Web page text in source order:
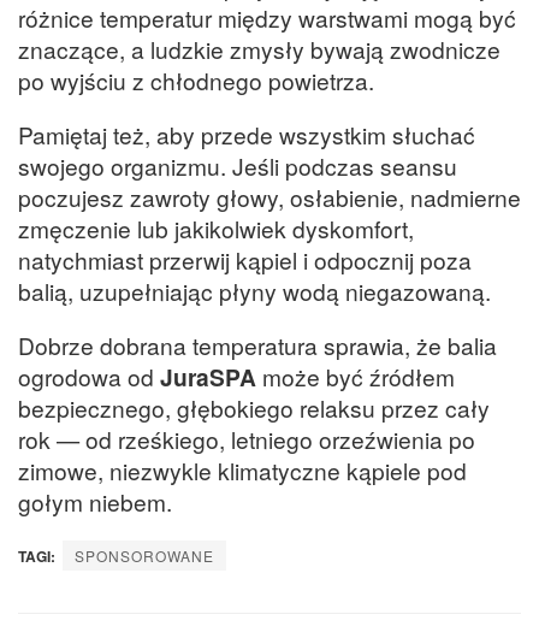
różnice temperatur między warstwami mogą być
znaczące, a ludzkie zmysły bywają zwodnicze
po wyjściu z chłodnego powietrza.
Pamiętaj też, aby przede wszystkim słuchać
swojego organizmu. Jeśli podczas seansu
poczujesz zawroty głowy, osłabienie, nadmierne
zmęczenie lub jakikolwiek dyskomfort,
natychmiast przerwij kąpiel i odpocznij poza
balią, uzupełniając płyny wodą niegazowaną.
Dobrze dobrana temperatura sprawia, że balia
ogrodowa od JuraSPA może być źródłem
bezpiecznego, głębokiego relaksu przez cały
rok — od rześkiego, letniego orzeźwienia po
zimowe, niezwykle klimatyczne kąpiele pod
gołym niebem.
TAGI: SPONSOROWANE